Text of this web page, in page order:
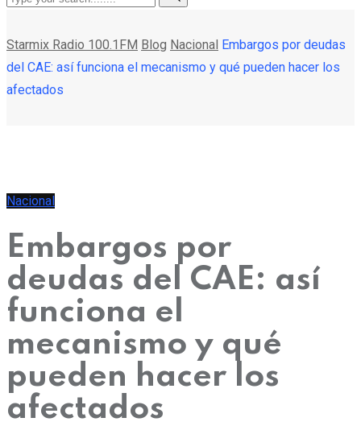
Starmix Radio 100.1FM Blog Nacional Embargos por deudas
del CAE: así funciona el mecanismo y qué pueden hacer los
afectados
Nacional
Embargos por
deudas del CAE: así
funciona el
mecanismo y qué
pueden hacer los
afectados